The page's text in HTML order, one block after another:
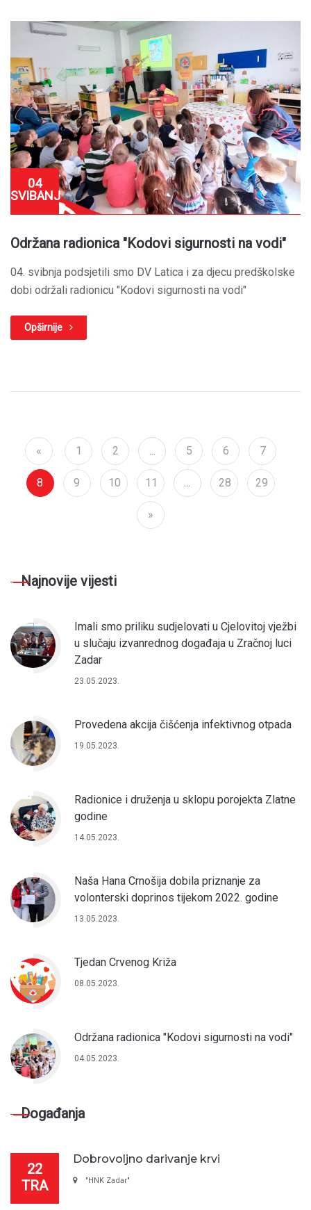
04
SVIBANJ
Održana radionica "Kodovi sigurnosti na vodi"
04. svibnja podsjetili smo DV Latica i za djecu predškolske
dobi održali radionicu "Kodovi sigurnosti na vodi"
Opširnije
« 1 2 ... 5 6 7
8 9 10 11 ... 28 29
»
Najnovije vijesti
Imali smo priliku sudjelovati u Cjelovitoj vježbi
u slučaju izvanrednog događaja u Zračnoj luci
Zadar
23.05.2023.
Provedena akcija čišćenja infektivnog otpada
19.05.2023.
Radionice i druženja u sklopu porojekta Zlatne
godine
14.05.2023.
Naša Hana Crnošija dobila priznanje za
volonterski doprinos tijekom 2022. godine
13.05.2023.
Tjedan Crvenog Križa
08.05.2023.
Održana radionica "Kodovi sigurnosti na vodi"
04.05.2023.
Događanja
22
TRA
Dobrovoljno darivanje krvi
"HNK Zadar"